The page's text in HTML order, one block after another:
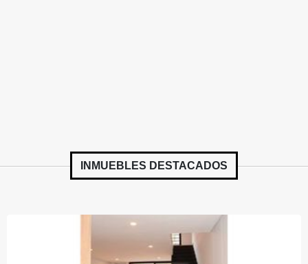
INMUEBLES DESTACADOS